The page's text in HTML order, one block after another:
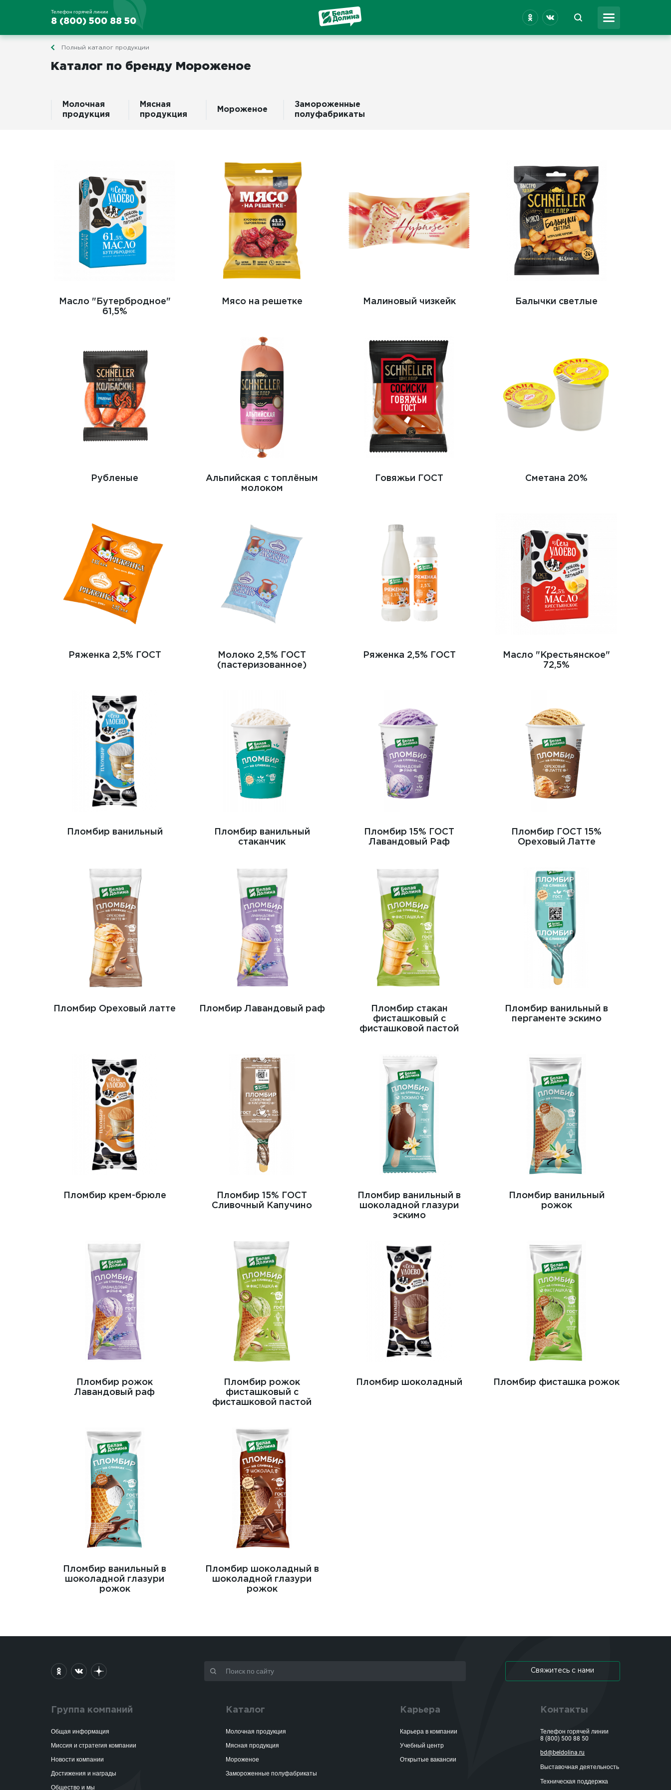
Телефон горячей линии
8 (800) 500 88 50
Полный каталог продукции
Каталог по бренду Мороженое
Молочная
продукция
Мясная
продукция
Мороженое
Замороженные
полуфабрикаты
Масло "Бутербродное"
61,5%
Мясо на решетке Малиновый чизкейк Балычки светлые
Рубленые
Альпийская с топлёным
молоком
Говяжьи ГОСТ Сметана 20%
Ряженка 2,5% ГОСТ
Молоко 2,5% ГОСТ
(пастеризованное)
Ряженка 2,5% ГОСТ
Масло "Крестьянское"
72,5%
Пломбир ванильный
Пломбир ванильный
стаканчик
Пломбир 15% ГОСТ
Лавандовый Раф
Пломбир ГОСТ 15%
Ореховый Латте
Пломбир Ореховый латте Пломбир Лавандовый раф
Пломбир стакан
фисташковый с
фисташковой пастой
Пломбир ванильный в
пергаменте эскимо
Пломбир крем-брюле
Пломбир 15% ГОСТ
Сливочный Капучино
Пломбир ванильный в
шоколадной глазури
эскимо
Пломбир ванильный
рожок
Пломбир рожок
Лавандовый раф
Пломбир рожок
фисташковый с
фисташковой пастой
Пломбир шоколадный Пломбир фисташка рожок
Пломбир ванильный в
шоколадной глазури
рожок
Пломбир шоколадный в
шоколадной глазури
рожок
Свяжитесь с нами
Группа компаний
Общая информация
Миссия и стратегия компании
Новости компании
Достижения и награды
Общество и мы
Каталог
Молочная продукция
Мясная продукция
Мороженое
Замороженные полуфабрикаты
Карьера
Карьера в компании
Учебный центр
Открытые вакансии
Контакты
Телефон горячей линии
8 (800) 500 88 50
bd@beldolina.ru
Выставочная деятельность
Техническая поддержка